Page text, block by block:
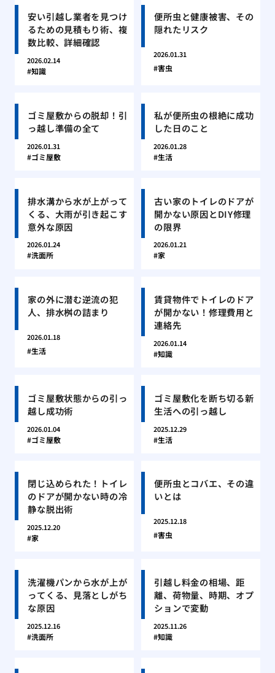
安い引越し業者を見つけ
るための見積もり術、複
数比較、詳細確認
2026.02.14
知識
便所虫と健康被害、その
隠れたリスク
2026.01.31
害虫
ゴミ屋敷からの脱却！引
っ越し準備の全て
2026.01.31
ゴミ屋敷
私が便所虫の根絶に成功
した日のこと
2026.01.28
生活
排水溝から水が上がって
くる、大雨が引き起こす
意外な原因
2026.01.24
洗面所
古い家のトイレのドアが
開かない原因とDIY修理
の限界
2026.01.21
家
家の外に潜む逆流の犯
人、排水桝の詰まり
2026.01.18
生活
賃貸物件でトイレのドア
が開かない！修理費用と
連絡先
2026.01.14
知識
ゴミ屋敷状態からの引っ
越し成功術
2026.01.04
ゴミ屋敷
ゴミ屋敷化を断ち切る新
生活への引っ越し
2025.12.29
生活
閉じ込められた！トイレ
のドアが開かない時の冷
静な脱出術
2025.12.20
家
便所虫とコバエ、その違
いとは
2025.12.18
害虫
洗濯機パンから水が上が
ってくる、見落としがち
な原因
2025.12.16
洗面所
引越し料金の相場、距
離、荷物量、時期、オプ
ションで変動
2025.11.26
知識